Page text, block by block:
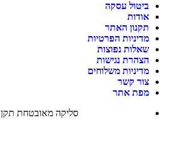
ביטול עסקה
אודות
תקנון האתר
מדיניות הפרטיות
שאלות נפוצות
הצהרת נגישות
מדיניות משלוחים
צור קשר
מפת אתר
סליקה מאובטחת תקן PCI